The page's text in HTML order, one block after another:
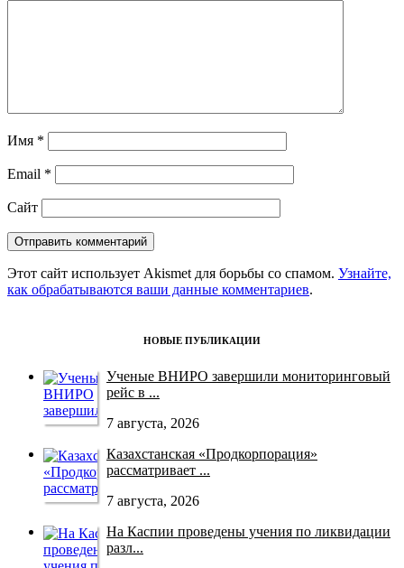
Имя *
Email *
Сайт
Этот сайт использует Akismet для борьбы со спамом. Узнайте,
как обрабатываются ваши данные комментариев.
НОВЫЕ ПУБЛИКАЦИИ
Ученые ВНИРО завершили мониторинговый
рейс в ...
7 августа, 2026
Казахстанская «Продкорпорация»
рассматривает ...
7 августа, 2026
На Каспии проведены учения по ликвидации
разл...